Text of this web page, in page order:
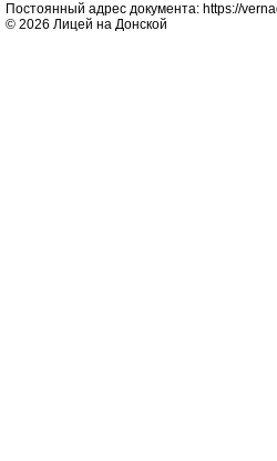
Постоянный адрес документа: https://
© 2026 Лицей на Донской